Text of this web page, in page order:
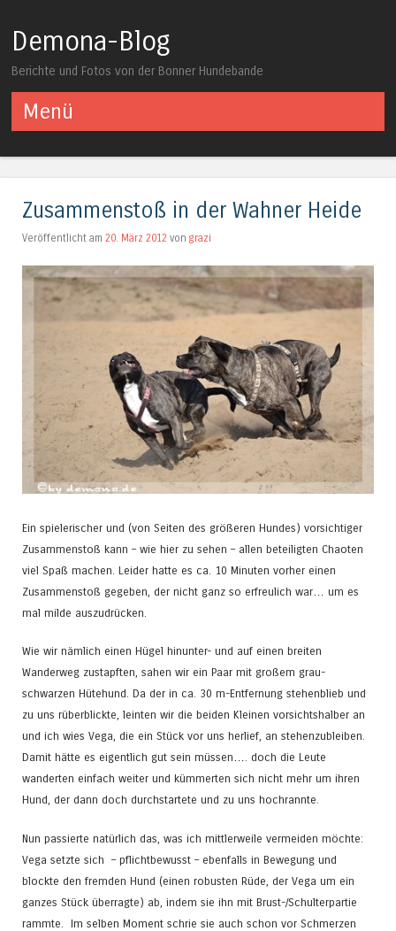
Demona-Blog
Berichte und Fotos von der Bonner Hundebande
Menü
Zusammenstoß in der Wahner Heide
Veröffentlicht am 20. März 2012 von grazi
Ein spielerischer und (von Seiten des größeren Hundes) vorsichtiger
Zusammenstoß kann – wie hier zu sehen – allen beteiligten Chaoten
viel Spaß machen. Leider hatte es ca. 10 Minuten vorher einen
Zusammenstoß gegeben, der nicht ganz so erfreulich war… um es
mal milde auszudrücken.
Wie wir nämlich einen Hügel hinunter- und auf einen breiten
Wanderweg zustapften, sahen wir ein Paar mit großem grau-
schwarzen Hütehund. Da der in ca. 30 m-Entfernung stehenblieb und
zu uns rüberblickte, leinten wir die beiden Kleinen vorsichtshalber an
und ich wies Vega, die ein Stück vor uns herlief, an stehenzubleiben.
Damit hätte es eigentlich gut sein müssen…. doch die Leute
wanderten einfach weiter und kümmerten sich nicht mehr um ihren
Hund, der dann doch durchstartete und zu uns hochrannte.
Nun passierte natürlich das, was ich mittlerweile vermeiden möchte:
Vega setzte sich – pflichtbewusst – ebenfalls in Bewegung und
blockte den fremden Hund (einen robusten Rüde, der Vega um ein
ganzes Stück überragte) ab, indem sie ihn mit Brust-/Schulterpartie
rammte. Im selben Moment schrie sie auch schon vor Schmerzen